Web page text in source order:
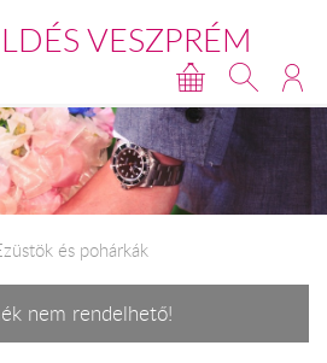
VESZPRÉM
és pohárkák
nem rendelhető!